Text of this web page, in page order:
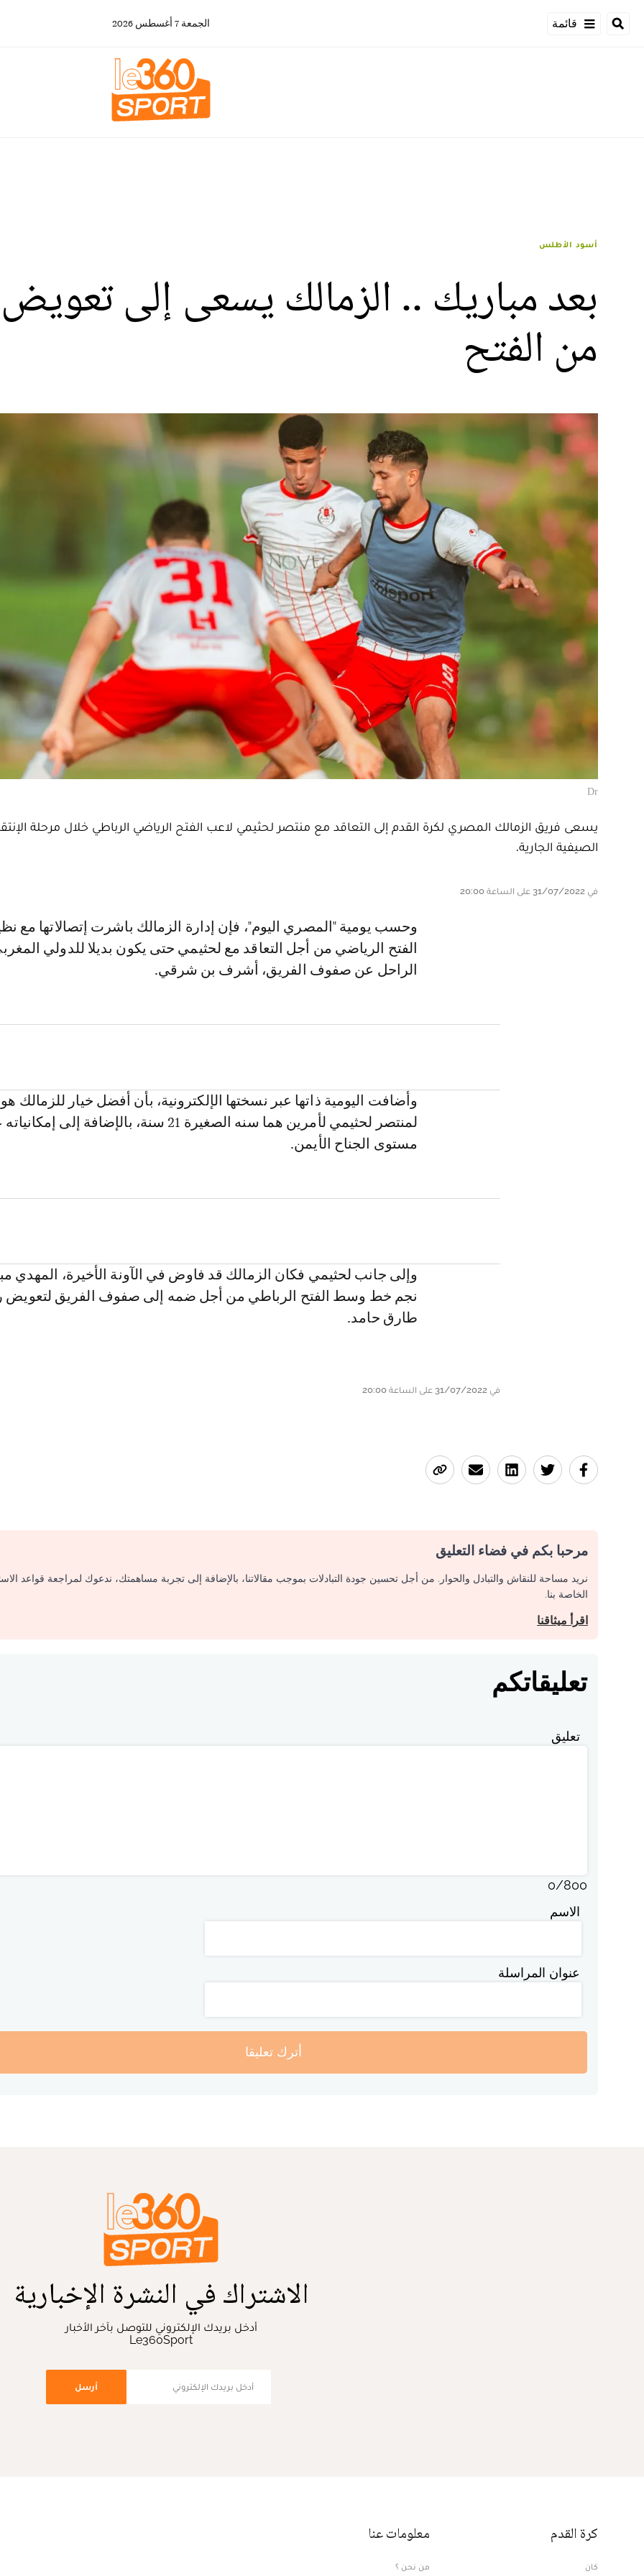
قائمة الجمعة 7 أغسطس 2026
أسود الأطلس
بعد مباريك .. الزمالك يسعى إلى
من الفتح
Dr
يسعى فريق الزمالك المصري لكرة القدم إلى التعاقد مع منتصر لحثيمي لاعب الفتح الرياضي الرباطي خلال مرحلة
الصيفية الجارية.
في 31/07/2022 على الساعة 20:00
وحسب يومية "المصري اليوم"، فإن إدارة الزمالك باشرت إتصالاتها مع نظيرتها
الفتح الرياضي من أجل التعاقد مع لحثيمي حتى يكون بديلا للدولي
الراحل عن صفوف الفريق، أشرف بن شرقي.
وأضافت اليومية ذاتها عبر نسختها الإلكترونية، بأن أفضل خيار للزمالك هو
لمنتصر لحثيمي لأمرين هما سنه الصغيرة 21 سنة، بالإضافة إلى
مستوى الجناح الأيمن.
وإلى جانب لحثيمي فكان الزمالك قد فاوض في الآونة الأخيرة، المهدي
نجم خط وسط الفتح الرباطي من أجل ضمه إلى صفوف الفريق لتعويض
طارق حامد.
في 31/07/2022 على الساعة 20:00
مرحبا بكم في فضاء التعليق
نريد مساحة للنقاش والتبادل والحوار. من أجل تحسين جودة التبادلات بموجب مقالاتنا، بالإضافة إلى تجربة مساهمتك، ندعوك لمراجعة قواعد
الخاصة بنا.
اقرأ ميثاقنا
تعليقاتكم
تعليق
0/800
الاسم
عنوان المراسلة
أترك تعليقا
الاشتراك في النشرة الإخبارية
أدخل بريدك الإلكتروني للتوصل بآخر الأخبار
Le360Sport
أرسل
كرة القدم
كان
معلومات عنا
من نحن ؟